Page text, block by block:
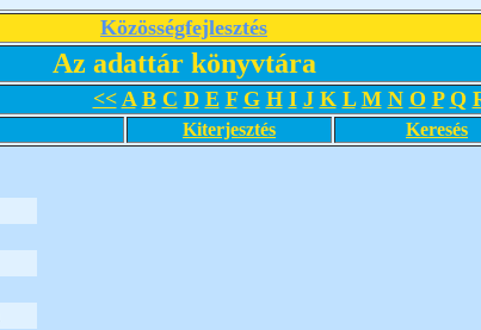
Közösségfejlesztés
Az adattár könyvtára
<< A B C D E F G H I J K L M N O P Q
Kiterjesztés Keresés